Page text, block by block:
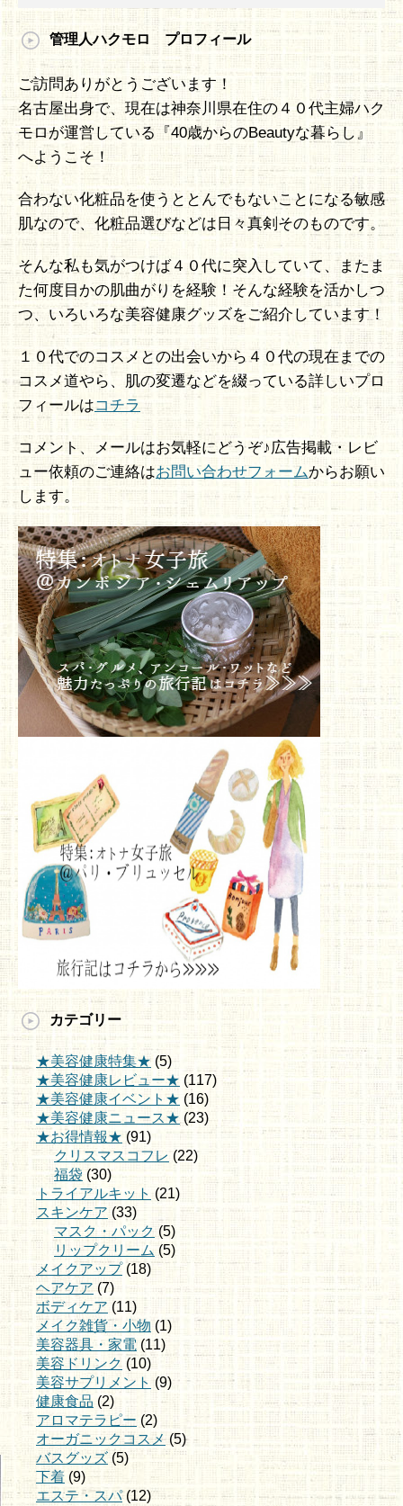
管理人ハクモロ プロフィール
ご訪問ありがとうございます！
名古屋出身で、現在は神奈川県在住の４０代主婦ハク
モロが運営している『40歳からのBeautyな暮らし』
へようこそ！
合わない化粧品を使うととんでもないことになる敏感
肌なので、化粧品選びなどは日々真剣そのものです。
そんな私も気がつけば４０代に突入していて、またま
た何度目かの肌曲がりを経験！そんな経験を活かしつ
つ、いろいろな美容健康グッズをご紹介しています！
１０代でのコスメとの出会いから４０代の現在までの
コスメ道やら、肌の変遷などを綴っている詳しいプロ
フィールはコチラ
コメント、メールはお気軽にどうぞ♪広告掲載・レビ
ュー依頼のご連絡はお問い合わせフォームからお願い
します。
カテゴリー
★美容健康特集★ (5)
★美容健康レビュー★ (117)
★美容健康イベント★ (16)
★美容健康ニュース★ (23)
★お得情報★(91)
クリスマスコフレ (22)
福袋 (30)
トライアルキット (21)
スキンケア (33)
マスク・パック (5)
リップクリーム (5)
メイクアップ(18)
ヘアケア (7)
ボディケア (11)
メイク雑貨・小物 (1)
美容器具・家電 (11)
美容ドリンク (10)
美容サプリメント (9)
健康食品 (2)
アロマテラピー (2)
オーガニックコスメ (5)
バスグッズ (5)
下着 (9)
エステ・スパ(12)